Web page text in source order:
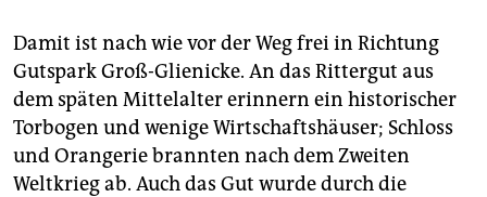
Damit ist nach wie vor der Weg frei in Richtung
Gutspark Groß-Glienicke. An das Rittergut aus
dem späten Mittelalter erinnern ein historischer
Torbogen und wenige Wirtschaftshäuser; Schloss
und Orangerie brannten nach dem Zweiten
Weltkrieg ab. Auch das Gut wurde durch die